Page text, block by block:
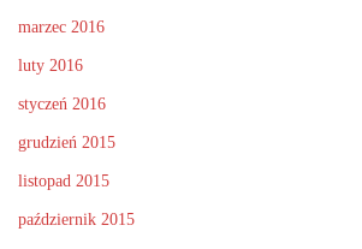
marzec 2016
luty 2016
styczeń 2016
grudzień 2015
listopad 2015
październik 2015